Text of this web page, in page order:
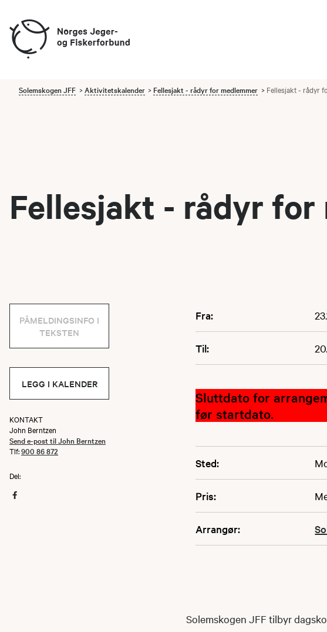
Solemskogen JFF Aktivitetskalender Fellesjakt - rådyr for medlemmer Fellesjakt - rådyr
Fellesjakt - rådyr for
Fra:
Til:
Sluttdato for
før startdato.
Sted:
Pris:
Arrangør:
PÅMELDINGSINFO I
TEKSTEN
LEGG I KALENDER
KONTAKT
John Berntzen
Send e-post til John Berntzen
Tlf:900 86 872
Del:
Solemskogen JFF tilbyr